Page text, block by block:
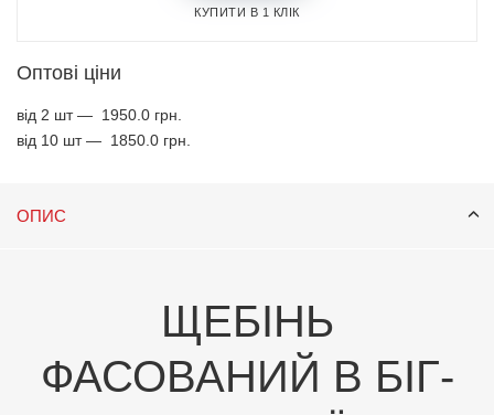
КУПИТИ В 1 КЛІК
Оптові ціни
від 2 шт — 1950.0 грн.
від 10 шт — 1850.0 грн.
ОПИС
ЩЕБІНЬ
ФАСОВАНИЙ В БІГ-